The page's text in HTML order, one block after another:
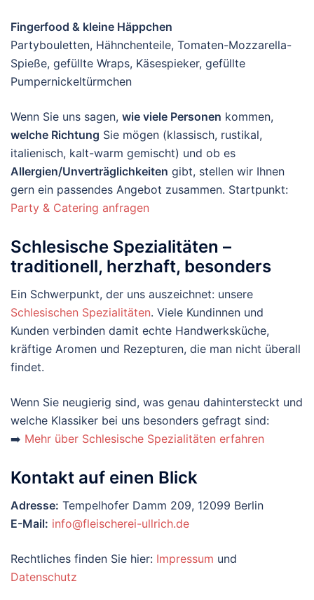
Fingerfood & kleine Häppchen
Partybouletten, Hähnchenteile, Tomaten-Mozzarella-
Spieße, gefüllte Wraps, Käsespieker, gefüllte
Pumpernickeltürmchen
Wenn Sie uns sagen, wie viele Personen kommen,
welche Richtung Sie mögen (klassisch, rustikal,
italienisch, kalt-warm gemischt) und ob es
Allergien/Unverträglichkeiten gibt, stellen wir Ihnen
gern ein passendes Angebot zusammen. Startpunkt:
Party & Catering anfragen
Schlesische Spezialitäten –
traditionell, herzhaft, besonders
Ein Schwerpunkt, der uns auszeichnet: unsere
Schlesischen Spezialitäten. Viele Kundinnen und
Kunden verbinden damit echte Handwerksküche,
kräftige Aromen und Rezepturen, die man nicht überall
findet.
Wenn Sie neugierig sind, was genau dahintersteckt und
welche Klassiker bei uns besonders gefragt sind:
➡️ Mehr über Schlesische Spezialitäten erfahren
Kontakt auf einen Blick
Adresse: Tempelhofer Damm 209, 12099 Berlin
E-Mail: info@fleischerei-ullrich.de
Rechtliches finden Sie hier: Impressum und
Datenschutz